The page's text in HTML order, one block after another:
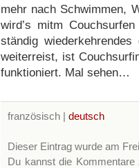
mehr nach Schwimmen,
wird’s mitm
ständig
weiterreist, ist
funktioniert. Mal sehen…
französisch | deutsch
Dieser Eintrag wurde am
Du kannst die